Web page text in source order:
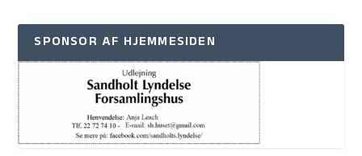
SPONSOR AF HJEMMESIDEN